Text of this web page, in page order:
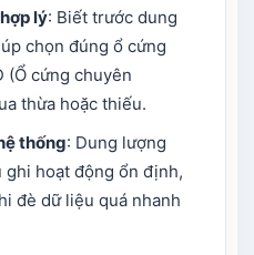
lý: Biết trước dung
chọn đúng ổ cứng
(Ổ cứng chuyên
thừa hoặc thiếu.
thống: Dung lượng
ghi hoạt động ổn định,
đè dữ liệu quá nhanh